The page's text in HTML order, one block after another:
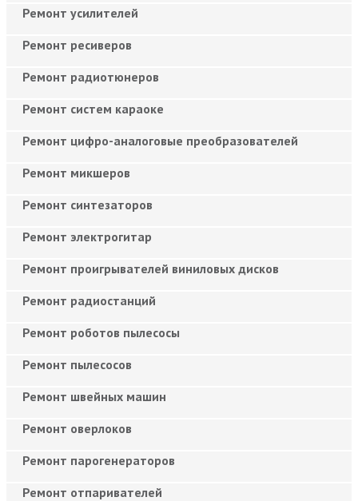
Ремонт усилителей
Ремонт ресиверов
Ремонт радиотюнеров
Ремонт систем караоке
Ремонт цифро-аналоговые преобразователей
Ремонт микшеров
Ремонт синтезаторов
Ремонт электрогитар
Ремонт проигрывателей виниловых дисков
Ремонт радиостанций
Ремонт роботов пылесосы
Ремонт пылесосов
Ремонт швейных машин
Ремонт оверлоков
Ремонт парогенераторов
Ремонт отпаривателей